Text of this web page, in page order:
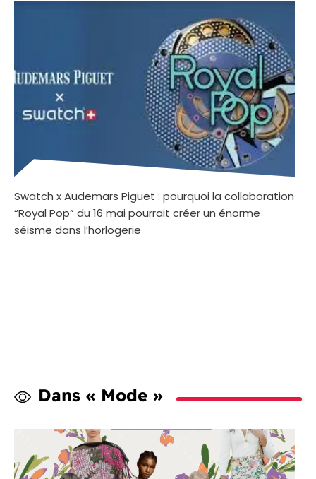
Swatch x Audemars Piguet : pourquoi la collaboration
“Royal Pop” du 16 mai pourrait créer un énorme
séisme dans l’horlogerie
Dans « Mode »